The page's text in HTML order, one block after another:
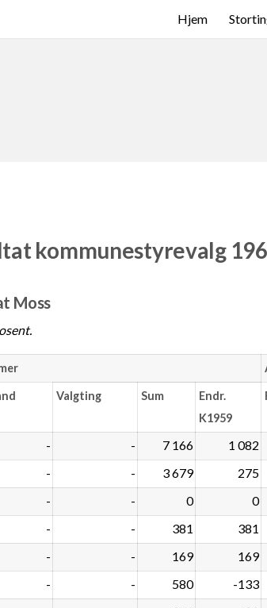
Hjem
kommunestyrevalg
Moss
Valgting Sum
Endr.
K1959
- - 7 166 1 082
- - 3 679 275
- - 0 0
- - 381 381
- - 169 169
- - 580 -133